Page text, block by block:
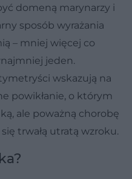
domeną marynarzy i
sposób wyrażania
– mniej więcej co
jeden.
wskazują na
powikłanie, o którym
ale poważną chorobę
trwałą utratą wzroku.